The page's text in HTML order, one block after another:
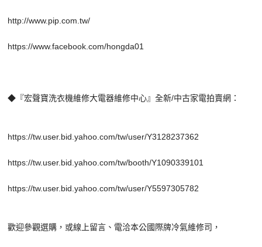
http://www.pip.com.tw/
https://www.facebook.com/hongda01
◆『宏聲寶洗衣機維修大電器維修中心』全新/中古家電拍賣網：
https://tw.user.bid.yahoo.com/tw/user/Y3128237362
https://tw.user.bid.yahoo.com/tw/booth/Y1090339101
https://tw.user.bid.yahoo.com/tw/user/Y5597305782
歡迎參觀選購，或線上留言、電洽本公國際牌冷氣維修司，